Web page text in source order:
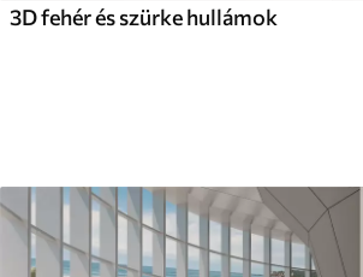
3D fehér és szürke hullámok